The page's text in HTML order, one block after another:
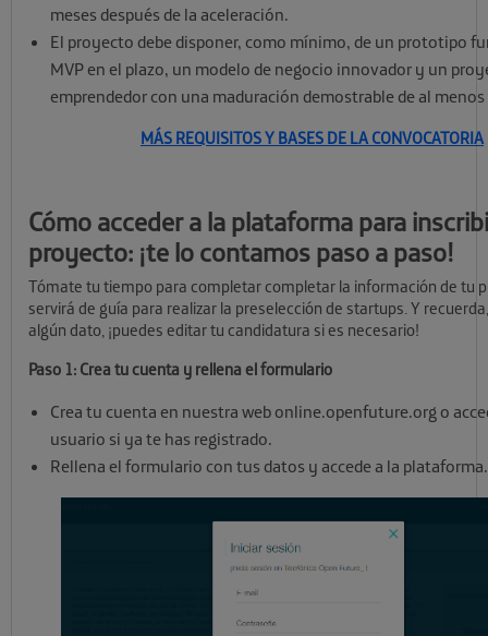
meses después de la aceleración.
El proyecto debe disponer, como mínimo, de un prototipo
MVP en el plazo, un modelo de negocio innovador y un
emprendedor con una maduración demostrable de al menos
MÁS REQUISITOS Y BASES DE LA CONVOCATORIA
Cómo acceder a la plataforma para
proyecto: ¡te lo contamos paso a paso!
Tómate tu tiempo para completar completar la información de tu
servirá de guía para realizar la preselección de startups. Y
algún dato, ¡puedes editar tu candidatura si es necesario!
Paso 1: Crea tu cuenta y rellena el formulario
Crea tu cuenta en nuestra web online.openfuture.org o
usuario si ya te has registrado.
Rellena el formulario con tus datos y accede a la plataforma.